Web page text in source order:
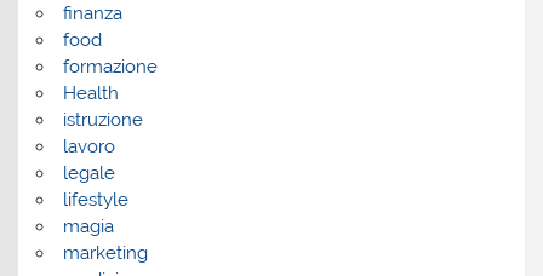
finanza
food
formazione
Health
istruzione
lavoro
legale
lifestyle
magia
marketing